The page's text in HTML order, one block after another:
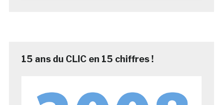
15 ans du CLIC en 15 chiffres !